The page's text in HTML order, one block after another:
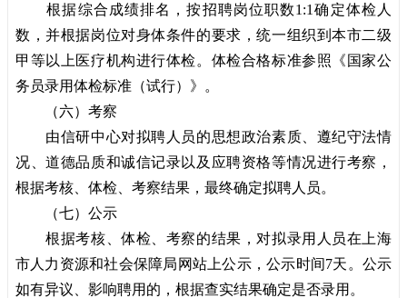
根据综合成绩排名，按招聘岗位职数1:1确定体检人
数，并根据岗位对身体条件的要求，统一组织到本市二级
甲等以上医疗机构进行体检。体检合格标准参照《国家公
务员录用体检标准（试行）》。
（六）考察
由信研中心对拟聘人员的思想政治素质、遵纪守法情
况、道德品质和诚信记录以及应聘资格等情况进行考察，
根据考核、体检、考察结果，最终确定拟聘人员。
（七）公示
根据考核、体检、考察的结果，对拟录用人员在上海
市人力资源和社会保障局网站上公示，公示时间7天。公示
如有异议、影响聘用的，根据查实结果确定是否录用。